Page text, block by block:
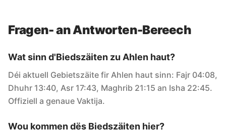
Fragen- an Antworten-Bereech
Wat sinn d'Biedszäiten zu Ahlen haut?
Déi aktuell Gebietszäite fir Ahlen haut sinn: Fajr 04:08,
Dhuhr 13:40, Asr 17:43, Maghrib 21:15 an Isha 22:45.
Offiziell a genaue Vaktija.
Wou kommen dës Biedszäiten hier?